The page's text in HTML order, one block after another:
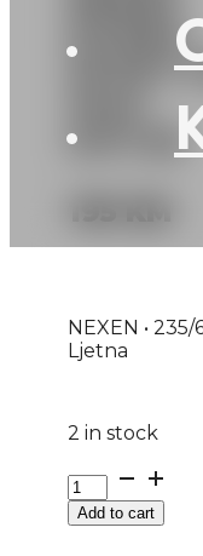
N’FERA
SPORT
DOT:26
NEXEN • 235/
Ljetna
2 in stock
GUMA
LJ/SUV
NEXEN
Add to cart